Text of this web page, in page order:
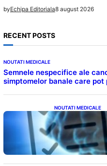
byEchipa Editoriala8 august 2026
RECENT POSTS
NOUTATI MEDICALE
Semnele nespecifice ale
simptomelor banale care
NOUTATI MEDICALE
Inteligența
ridicat care